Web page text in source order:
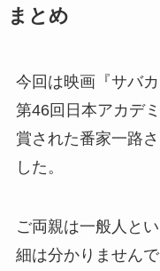
まとめ
今回は映画『サバ
第46回日本アカデ
賞された番家一路
した。
ご両親は一般人と
細は分かりません